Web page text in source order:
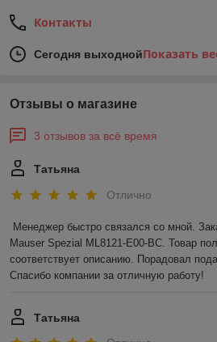
Контакты
Сегодня выходнойПоказать
Отзывы о магазине
3 отзывов за всё время
Татьяна
Отлично
Менеджер быстро связался со мной.
Mauser Spezial ML8121-E00-BC. Товар
соответствует описанию. Порадовал
Спасибо компании за отличную работу!
Татьяна